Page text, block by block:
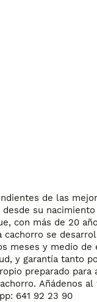
de las
su
con más de 20
se
meses y medio de
y garantía tanto
preparado
Añádenos
641 92 23 90